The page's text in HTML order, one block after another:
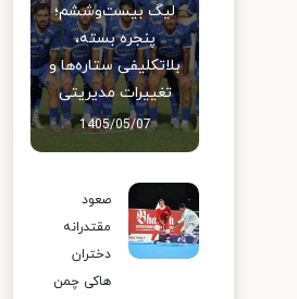
لیگ بیست‌وششم؛
پنجره بسته،
بلاتکلیفی ستاره‌ها و
تغییرات مدیریتی
1405/05/07
صعود
مقتدرانه
دختران
هاکی چمن